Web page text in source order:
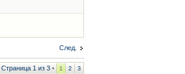
След.
Страница 1 из 3 • 1 2 3